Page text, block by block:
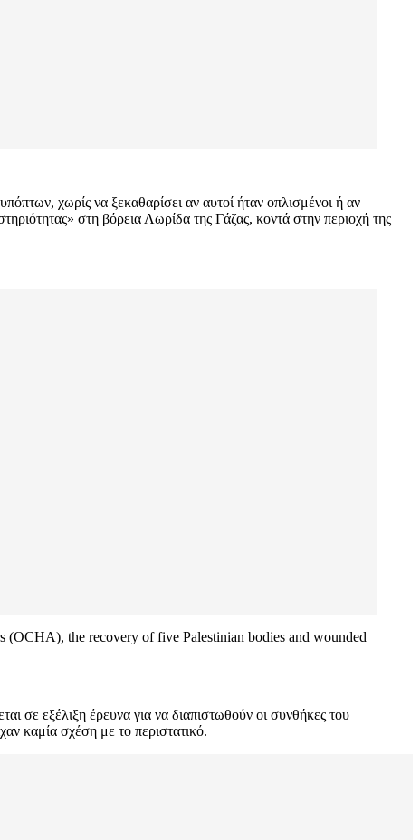
χωρίς να ξεκαθαρίσει αν αυτοί ήταν οπλισμένοι ή αν
στη βόρεια Λωρίδα της Γάζας, κοντά στην περιοχή της
the recovery of five Palestinian bodies and wounded
σε εξέλιξη έρευνα για να διαπιστωθούν οι συνθήκες του
καμία σχέση με το περιστατικό.